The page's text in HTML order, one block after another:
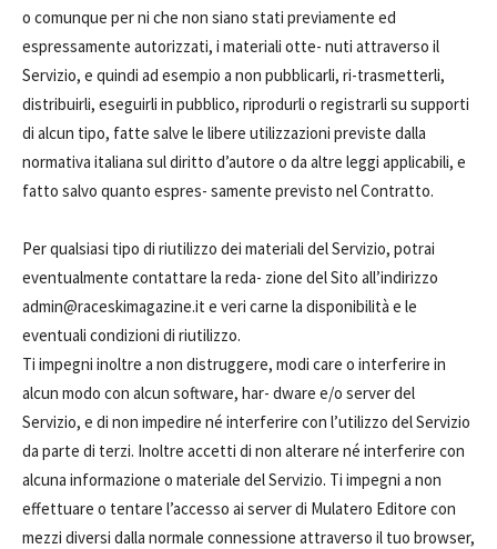
o comunque per ni che non siano stati previamente ed
espressamente autorizzati, i materiali otte- nuti attraverso il
Servizio, e quindi ad esempio a non pubblicarli, ri-trasmetterli,
distribuirli, eseguirli in pubblico, riprodurli o registrarli su supporti
di alcun tipo, fatte salve le libere utilizzazioni previste dalla
normativa italiana sul diritto d’autore o da altre leggi applicabili, e
fatto salvo quanto espres- samente previsto nel Contratto.
Per qualsiasi tipo di riutilizzo dei materiali del Servizio, potrai
eventualmente contattare la reda- zione del Sito all’indirizzo
admin@raceskimagazine.it e veri carne la disponibilità e le
eventuali condizioni di riutilizzo.
Ti impegni inoltre a non distruggere, modi care o interferire in
alcun modo con alcun software, har- dware e/o server del
Servizio, e di non impedire né interferire con l’utilizzo del Servizio
da parte di terzi. Inoltre accetti di non alterare né interferire con
alcuna informazione o materiale del Servizio. Ti impegni a non
effettuare o tentare l’accesso ai server di Mulatero Editore con
mezzi diversi dalla normale connessione attraverso il tuo browser,